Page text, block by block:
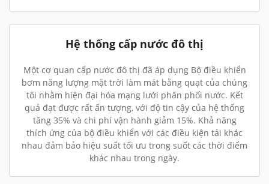
Hệ thống cấp nước đô thị
Một cơ quan cấp nước đô thị đã áp dụng Bộ điều khiển
bơm năng lượng mặt trời làm mát bằng quạt của chúng
tôi nhằm hiện đại hóa mạng lưới phân phối nước. Kết
quả đạt được rất ấn tượng, với độ tin cậy của hệ thống
tăng 35% và chi phí vận hành giảm 15%. Khả năng
thích ứng của bộ điều khiển với các điều kiện tải khác
nhau đảm bảo hiệu suất tối ưu trong suốt các thời điểm
khác nhau trong ngày.